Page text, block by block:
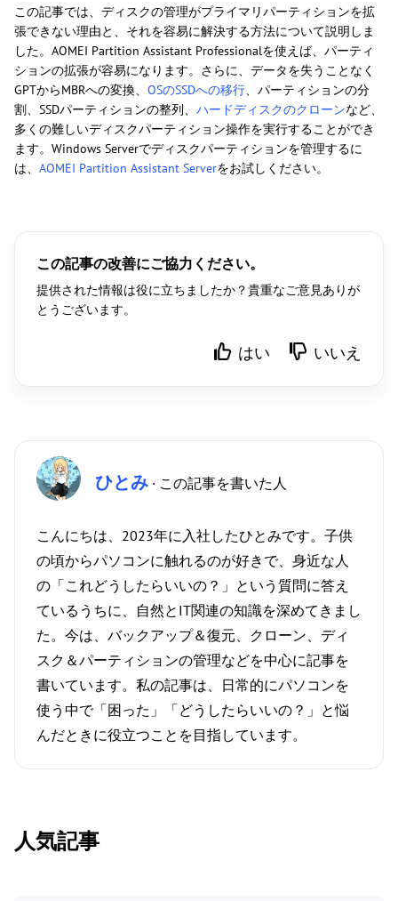
この記事では、ディスクの管理がプライマリパーティションを拡
張できない理由と、それを容易に解決する方法について説明しま
した。AOMEI Partition Assistant Professionalを使えば、パーティ
ションの拡張が容易になります。さらに、データを失うことなく
GPTからMBRへの変換、 OSのSSDへの移行、パーティションの分
割、SSDパーティションの整列、 ハードディスクのクローンなど、
多くの難しいディスクパーティション操作を実行することができ
ます。Windows Serverでディスクパーティションを管理するに
は、 AOMEI Partition Assistant Serverをお試しください。
この記事の改善にご協力ください。
提供された情報は役に立ちましたか？貴重なご意見ありが
とうございます。
はい いいえ
ひとみ · この記事を書いた人
こんにちは、2023年に入社したひとみです。子供
の頃からパソコンに触れるのが好きで、身近な人
の「これどうしたらいいの？」という質問に答え
ているうちに、自然とIT関連の知識を深めてきまし
た。今は、バックアップ＆復元、クローン、ディ
スク＆パーティションの管理などを中心に記事を
書いています。私の記事は、日常的にパソコンを
使う中で「困った」「どうしたらいいの？」と悩
んだときに役立つことを目指しています。
人気記事